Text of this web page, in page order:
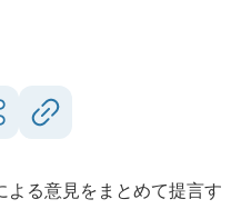
る意見をまとめて提言す